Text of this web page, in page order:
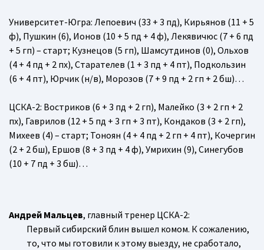
Университет-Югра: Лепоевич (33 + 3 пд), Кирьянов (11 + 5
ф), Пушкин (6), Ионов (10 + 5 пд + 4 ф), Лекявичюс (7 + 6 пд
+ 5 гп) – старт; Кузнецов (5 гп), Шамсутдинов (0), Ольхов
(4 + 4 пд + 2 пх), Старателев (1 + 3 пд + 4 пт), Подкользин
(6 + 4 пт), Юрчик (н/в), Морозов (7 + 9 пд + 2 гп + 2 бш)…
ЦСКА-2: Востриков (6 + 3 пд + 2 гп), Малейко (3 + 2 гп + 2
пх), Гаврилов (12 + 5 пд + 3 гп + 3 пт), Кондаков (3 + 2 гп),
Михеев (4) – старт; Тоноян (4 + 4 пд + 2 гп + 4 пт), Кочергин
(2 + 2 бш), Ершов (8 + 3 пд + 4 ф), Умрихин (9), Синегубов
(10 + 7 пд + 3 бш)…
Андрей Мальцев, главный тренер ЦСКА-2:
Первый сибирский блин вышел комом. К сожалению,
то, что мы готовили к этому выезду, не сработало,